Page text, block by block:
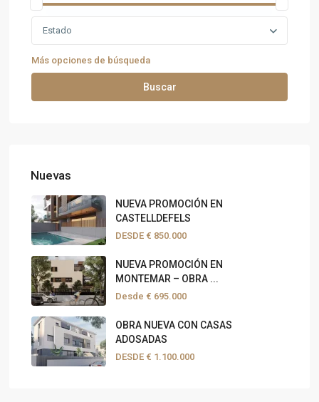
Estado
Más opciones de búsqueda
Buscar
Nuevas
NUEVA PROMOCIÓN EN
CASTELLDEFELS
DESDE € 850.000
NUEVA PROMOCIÓN EN
MONTEMAR – OBRA ...
Desde € 695.000
OBRA NUEVA CON CASAS
ADOSADAS
DESDE € 1.100.000